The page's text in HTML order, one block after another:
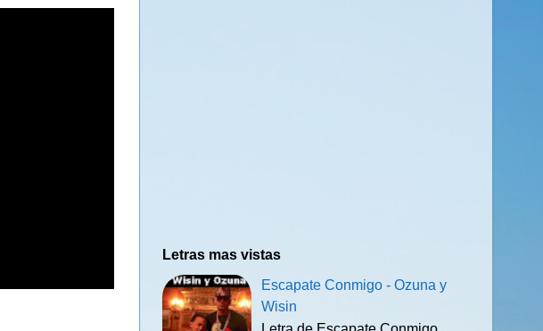
Letras mas vistas
Escapate Conmigo - Ozuna y
Wisin